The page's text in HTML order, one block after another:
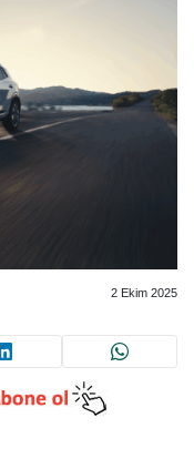
2 Ekim 2025